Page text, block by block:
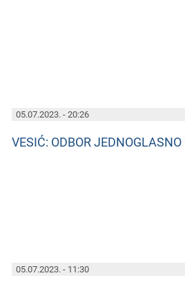
05.07.2023. - 20:26
VESIĆ: ODBOR
05.07.2023. - 11:30